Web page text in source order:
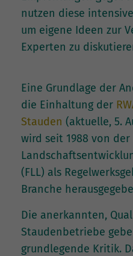
nutzen diese
um eigene Ideen zur
Experten zu
Eine Grundlage der
die Einhaltung der
Stauden (aktuelle, 5.
wird seit 1988 von
(FLL) als
Branche
Die anerkannten,
Staudenbetriebe
grundlegende Kritik.